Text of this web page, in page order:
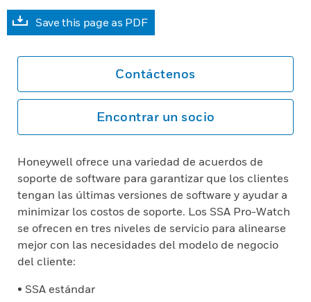
Save this page as PDF
Contáctenos
Encontrar un socio
Honeywell ofrece una variedad de acuerdos de
soporte de software para garantizar que los clientes
tengan las últimas versiones de software y ayudar a
minimizar los costos de soporte. Los SSA Pro-Watch
se ofrecen en tres niveles de servicio para alinearse
mejor con las necesidades del modelo de negocio
del cliente:
• SSA estándar